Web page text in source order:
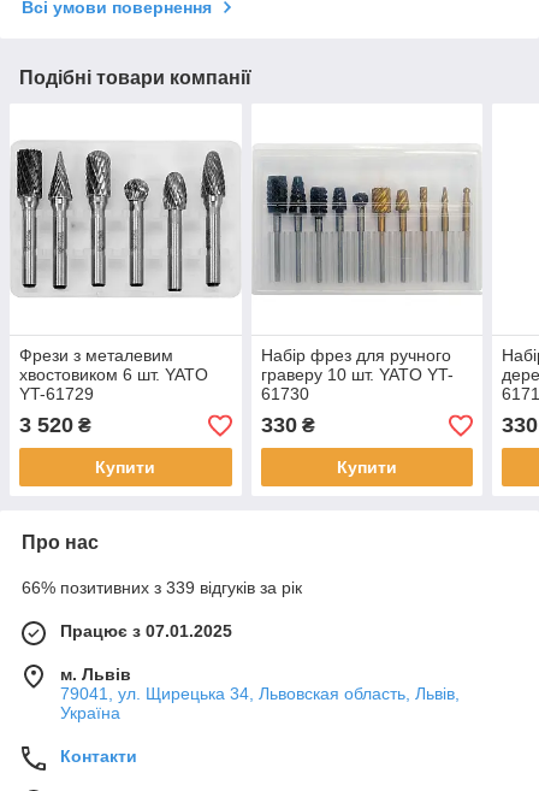
Всі умови повернення
Подібні товари компанії
Фрези з металевим
хвостовиком 6 шт. YATO
YT-61729
3 520 ₴
Купити
Набір фрез для ручного
граверу 10 шт. YATO YT-
61730
330₴
Купити
330
Про нас
66% позитивних з 339 відгуків за рік
Працює з 07.01.2025
м. Львів
79041, ул. Щирецька 34, Львовская область, Львів,
Україна
Контакти